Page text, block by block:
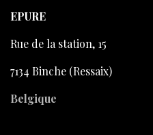
EPURE
Rue de la station, 15
7134 Binche (Ressaix)
Belgique